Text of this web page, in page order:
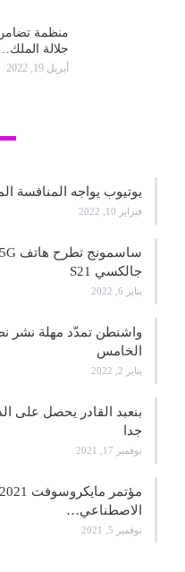
منظمة
جلالة الملك…
أبريل 19, 2022
يوتيوب يواجه المنافسة
فبراير 10, 2022
جالكسي S21
يناير 6, 2022
واشنطن تمدّد مهلة نشر
الخامس
يناير 2, 2022
بنعبد القادر يحصل على
جدا
نوفمبر 17, 2021
الاصطناعي…
نوفمبر 5, 2021